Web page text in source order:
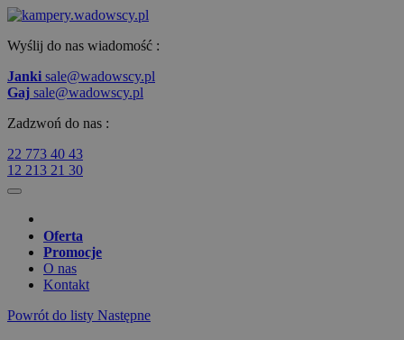
Wyślij do nas wiadomość :
Janki sale@wadowscy.pl
Gaj sale@wadowscy.pl
Zadzwoń do nas :
22 773 40 43
12 213 21 30
Oferta
Promocje
O nas
Kontakt
Powrót do listy Następne